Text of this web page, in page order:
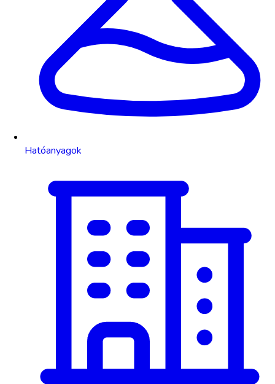
Hatóanyagok